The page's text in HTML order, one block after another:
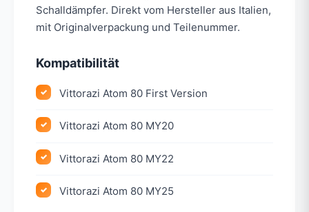
Schalldämpfer. Direkt vom Hersteller aus Italien,
mit Originalverpackung und Teilenummer.
Kompatibilität
Vittorazi Atom 80 First Version
Vittorazi Atom 80 MY20
Vittorazi Atom 80 MY22
Vittorazi Atom 80 MY25